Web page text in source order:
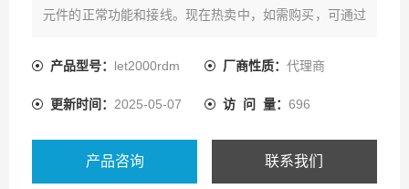
元件的正常功能和接线。现在热卖中，如需购买，可通过
产品型号： let2000rdm 厂商性质： 代理商
更新时间： 2025-05-07 访 问 量： 696
产品咨询 联系我们